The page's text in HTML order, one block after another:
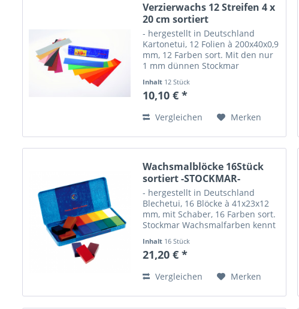
Verzierwachs 12 Streifen 4 x
20 cm sortiert
- hergestellt in Deutschland
Kartonetui, 12 Folien à 200x40x0,9
mm, 12 Farben sort. Mit den nur
1 mm dünnen Stockmar
Farben, mit lichtechten
Farbpigmenten, kann man
andere Gegenstände wie...
Inhalt 12 Stück
10,10 € *
Vergleichen Merken
Wachsmalblöcke 16Stück
sortiert -STOCKMAR-
- hergestellt in Deutschland
Blechetui, 16 Blöcke à 41x23x12
mm, mit Schaber, 16 Farben sort.
Stockmar Wachsmalfarben kennt
erfüllen höchste pädagogische,
ästhetische und künstlerische
Inhalt 16 Stück
21,20 € *
Vergleichen Merken